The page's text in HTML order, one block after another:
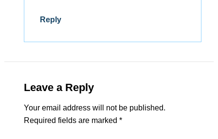
Reply
Leave a Reply
Your email address will not be published.
Required fields are marked *